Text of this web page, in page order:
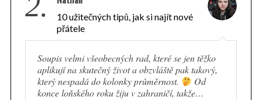
10 užitečných tipů, jak si najít nové
přátele
Soupis velmi všeobecných rad, které se jen těžko
aplikují na skutečný život a obzvláště pak takový,
který nespadá do kolonky průměrnost.
Od
konce loňského roku žiju v zahraničí, takže…